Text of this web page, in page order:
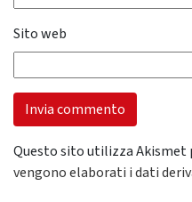
Sito web
Questo sito utilizza Akismet
vengono elaborati i dati